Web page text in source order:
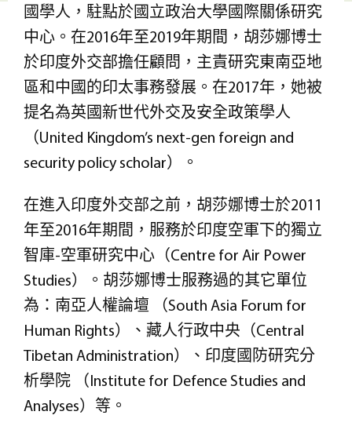
國學人，駐點於國立政治大學國際關係研究
中心。在2016年至2019年期間，胡莎娜博士
於印度外交部擔任顧問，主責研究東南亞地
區和中國的印太事務發展。在2017年，她被
提名為英國新世代外交及安全政策學人
（United Kingdom’s next-gen foreign and
security policy scholar）。
在進入印度外交部之前，胡莎娜博士於2011
年至2016年期間，服務於印度空軍下的獨立
智庫-空軍研究中心（Centre for Air Power
Studies）。胡莎娜博士服務過的其它單位
為：南亞人權論壇 （South Asia Forum for
Human Rights）、藏人行政中央（Central
Tibetan Administration）、印度國防研究分
析學院 （Institute for Defence Studies and
Analyses）等。